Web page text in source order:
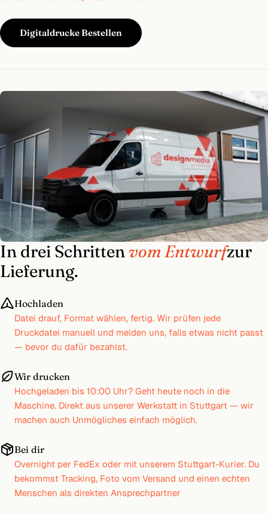
Digitaldrucke Bestellen
In drei Schritten vom Entwurfzur
Lieferung.
Hochladen
Datei drauf, Format wählen, fertig. Wir prüfen jede
Druckdatei manuell und melden uns, falls etwas nicht passt
— bevor du dafür bezahlst.
Wir drucken
Hochgeladen bis 10:00 Uhr? Geht heute noch in die
Maschine. Direkt aus unserer Werkstatt in Stuttgart — wir
machen auch Unmögliches einfach möglich.
Bei dir
Overnight per FedEx oder mit unserem Stuttgart-Kurier. Du
bekommst Tracking, Foto vom Versand und einen echten
Menschen als direkten Ansprechpartner